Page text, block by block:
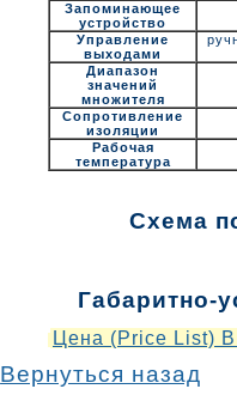
Запоминающее
устройство
Управление
выходами
Диапазон
значений
множителя
Сопротивление
изоляции
Рабочая
температура
Схема
Габаритно-
Цена (Price List)
Вернуться назад